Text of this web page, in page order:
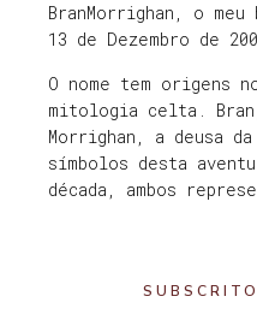
BranMorrighan, o
13 de Dezembro de
O nome tem origens
mitologia celta.
Morrighan, a deusa
símbolos desta
década, ambos